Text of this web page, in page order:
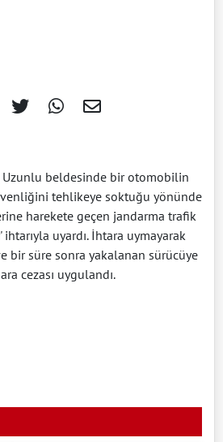
beldesinde bir otomobilin
tehlikeye soktuğu yönünde
harekete geçen jandarma trafik
uyardı. İhtara uymayarak
bir süre sonra yakalanan sürücüye
cezası uygulandı.